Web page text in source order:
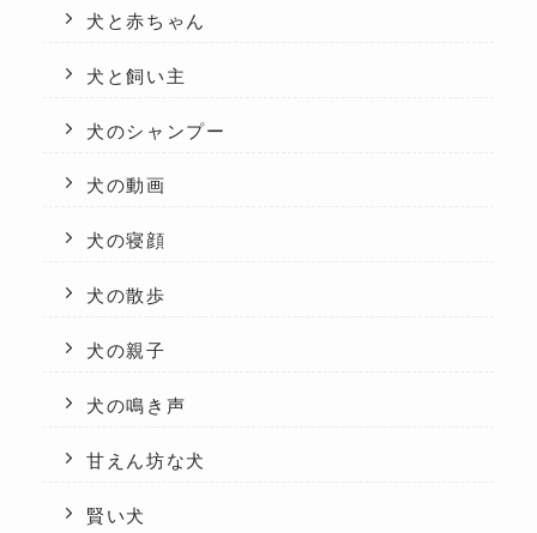
犬と赤ちゃん
犬と飼い主
犬のシャンプー
犬の動画
犬の寝顔
犬の散歩
犬の親子
犬の鳴き声
甘えん坊な犬
賢い犬